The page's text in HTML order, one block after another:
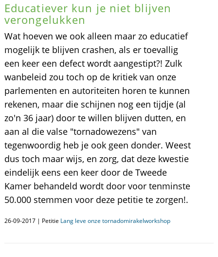
Educatiever kun je niet blijven
verongelukken
Wat hoeven we ook alleen maar zo educatief
mogelijk te blijven crashen, als er toevallig
een keer een defect wordt aangestipt?! Zulk
wanbeleid zou toch op de kritiek van onze
parlementen en autoriteiten horen te kunnen
rekenen, maar die schijnen nog een tijdje (al
zo'n 36 jaar) door te willen blijven dutten, en
aan al die valse "tornadowezens" van
tegenwoordig heb je ook geen donder. Weest
dus toch maar wijs, en zorg, dat deze kwestie
eindelijk eens een keer door de Tweede
Kamer behandeld wordt door voor tenminste
50.000 stemmen voor deze petitie te zorgen!.
26-09-2017 | Petitie Lang leve onze tornadomirakelworkshop